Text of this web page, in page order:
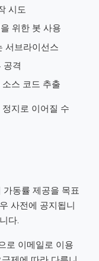
시도
위한 봇 사용
서브라이선스
공격
스 코드 추출
지로 이어질 수
동률 제공을 목표
사전에 공지됩니
다.
로 이메일로 이용